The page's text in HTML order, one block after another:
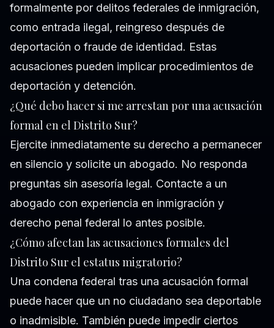
formalmente por delitos federales de inmigración,
como entrada ilegal, reingreso después de
deportación o fraude de identidad. Estas
acusaciones pueden implicar procedimientos de
deportación y detención.
¿Qué debo hacer si me arrestan por una acusación
formal en el Distrito Sur?
Ejercite inmediatamente su derecho a permanecer
en silencio y solicite un abogado. No responda
preguntas sin asesoría legal. Contacte a un
abogado con experiencia en inmigración y
derecho penal federal lo antes posible.
¿Cómo afectan las acusaciones formales del
Distrito Sur el estatus migratorio?
Una condena federal tras una acusación formal
puede hacer que un no ciudadano sea deportable
o inadmisible. También puede impedir ciertos